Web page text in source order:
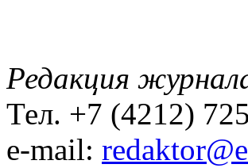
Редакция
Тел. +7 (4212)
e-mail: